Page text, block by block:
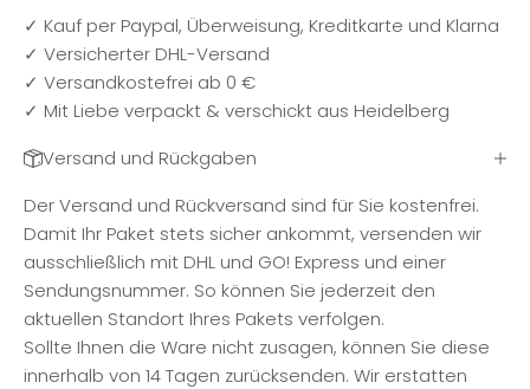
✓ Kauf per Paypal, Überweisung, Kreditkarte und Klarna
✓ Versicherter DHL-Versand
✓ Versandkostefrei ab 0 €
✓ Mit Liebe verpackt & verschickt aus Heidelberg
Versand und Rückgaben
Der Versand und Rückversand sind für Sie kostenfrei.
Damit Ihr Paket stets sicher ankommt, versenden wir
ausschließlich mit DHL und GO! Express und einer
Sendungsnummer. So können Sie jederzeit den
aktuellen Standort Ihres Pakets verfolgen.
Sollte Ihnen die Ware nicht zusagen, können Sie diese
innerhalb von 14 Tagen zurücksenden. Wir erstatten